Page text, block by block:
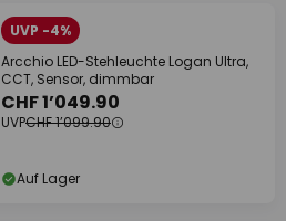
UVP -4%
Arcchio LED-Stehleuchte Logan Ultra,
CCT, Sensor, dimmbar
CHF 1’049.90
UVPCHF 1’099.90
Auf Lager